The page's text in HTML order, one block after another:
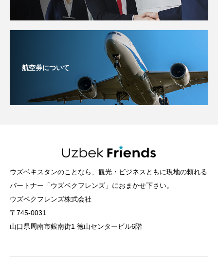
航空券について
ウズベキスタンのことなら、観光・ビジネスともに現地の頼れる
パートナー「ウズベクフレンズ」におまかせ下さい。
ウズベクフレンズ株式会社
〒745-0031
山口県周南市銀南街1 徳山センタービル6階